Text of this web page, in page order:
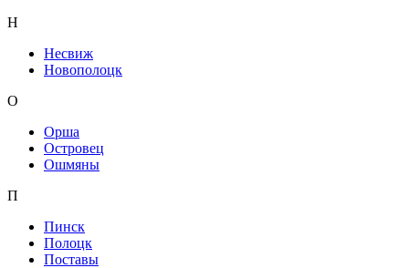
Н
Несвиж
Новополоцк
О
Орша
Островец
Ошмяны
П
Пинск
Полоцк
Поставы